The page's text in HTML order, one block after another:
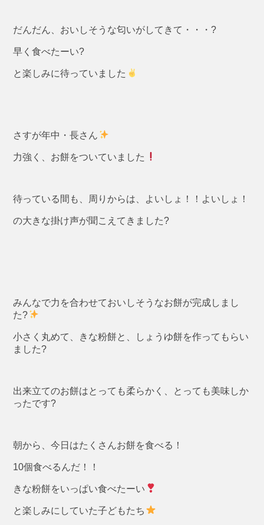
だんだん、おいしそうな匂いがしてきて・・・?
早く食べたーい?
と楽しみに待っていました
さすが年中・長さん
力強く、お餅をついていました
待っている間も、周りからは、よいしょ！！よいしょ！
の大きな掛け声が聞こえてきました?
みんなで力を合わせておいしそうなお餅が完成しまし
た?
小さく丸めて、きな粉餅と、しょうゆ餅を作ってもらい
ました?
出来立てのお餅はとっても柔らかく、とっても美味しか
ったです?
朝から、今日はたくさんお餅を食べる！
10個食べるんだ！！
きな粉餅をいっぱい食べたーい
と楽しみにしていた子どもたち